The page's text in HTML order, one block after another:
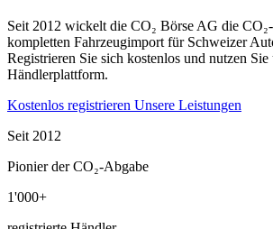
Seit 2012 wickelt die CO₂ Börse AG die
kompletten Fahrzeugimport für Schweizer
Registrieren Sie sich kostenlos und nutzen Sie
Händlerplattform.
Kostenlos registrieren Unsere Leistungen
Seit 2012
Pionier der CO₂-Abgabe
1'000+